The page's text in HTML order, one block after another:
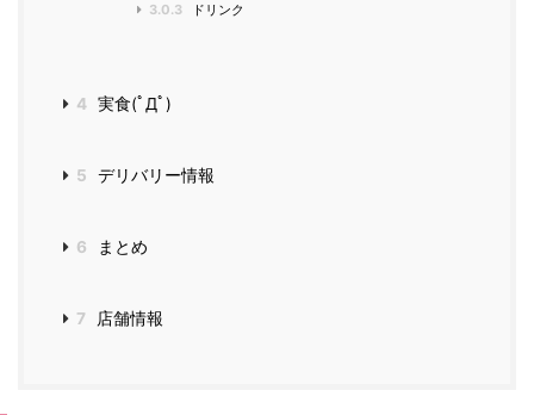
3.0.3 ドリンク
4 実食(ﾟДﾟ)
5 デリバリー情報
6 まとめ
7 店舗情報